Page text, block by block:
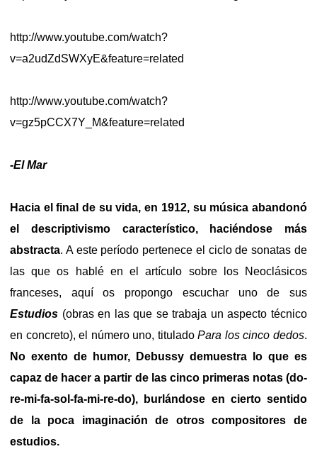
http://www.youtube.com/watch?
v=a2udZdSWXyE&feature=related
http://www.youtube.com/watch?
v=gz5pCCX7Y_M&feature=related
-El Mar
Hacia el final de su vida, en 1912, su música abandonó
el descriptivismo característico, haciéndose más
abstracta. A este período pertenece el ciclo de sonatas de
las que os hablé en el artículo sobre los Neoclásicos
franceses, aquí os propongo escuchar uno de sus
Estudios (obras en las que se trabaja un aspecto técnico
en concreto), el número uno, tituladoPara los cinco dedos.
No exento de humor, Debussy demuestra lo que es
capaz de hacer a partir de las cinco primeras notas (do-
re-mi-fa-sol-fa-mi-re-do), burlándose en cierto sentido
de la poca imaginación de otros compositores de
estudios.